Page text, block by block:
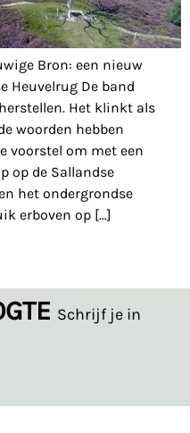
Bron: een nieuw
Heuvelrug De band
Het klinkt als
woorden hebben
voorstel om met een
op de Sallandse
het ondergrondse
erboven op […]
Schrijf je in